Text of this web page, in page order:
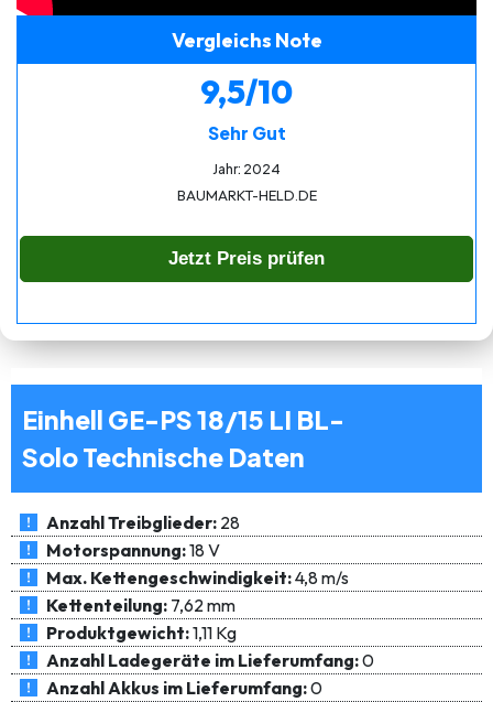
Vergleichs Note
9,5/10
Sehr Gut
Jahr: 2024
BAUMARKT-HELD.DE
Jetzt Preis prüfen
Einhell GE-PS 18/15 LI BL-
Solo Technische Daten
Anzahl Treibglieder: 28
Motorspannung:18 V
Max. Kettengeschwindigkeit:4,8 m/s
Kettenteilung: 7,62 mm
Produktgewicht:1,11 Kg
Anzahl Ladegeräte im Lieferumfang:0
Anzahl Akkus im Lieferumfang:0